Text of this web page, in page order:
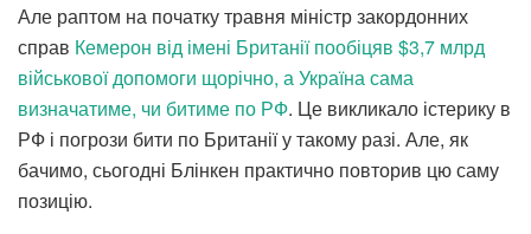
Але раптом на початку травня міністр закордонних
справ Кемерон від імені Британії пообіцяв $3,7 млрд
військової допомоги щорічно, а Україна сама
визначатиме, чи битиме по РФ. Це викликало істерику в
РФ і погрози бити по Британії у такому разі. Але, як
бачимо, сьогодні Блінкен практично повторив цю саму
позицію.